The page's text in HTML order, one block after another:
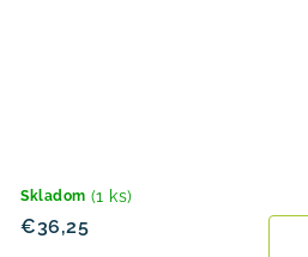
Skladom (1 ks)
€36,25